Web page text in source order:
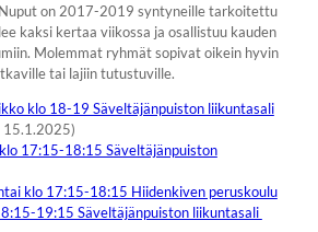
on 2017-2019 syntyneille tarkoitettu
kaksi kertaa viikossa ja osallistuu kauden
Molemmat ryhmät sopivat oikein hyvin
tai lajiin tutustuville.
klo 18-19 Säveltäjänpuiston liikuntasali
15.1.2025)
17:15-18:15 Säveltäjänpuiston
klo 17:15-18:15 Hiidenkiven peruskoulu
19:15 Säveltäjänpuiston liikuntasali